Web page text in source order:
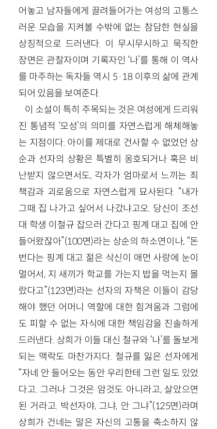
어놓고 남자들에게 끌려들어가는 여성의 고통스
러운 모습을 지켜볼 수밖에 없는 참담한 현실을
상징적으로 드러낸다. 이 무시무시하고 묵직한
장면은 관찰자이며 기록자인 ‘나’를 통해 이 역사
를 마주하는 독자들 역시 5·18 이후의 삶에 관계
되어 있음을 보여준다.
이 소설이 특히 주목되는 것은 여성에게 드리워
진 통념적 ‘모성’의 의미를 자연스럽게 해체해놓
는 지점이다. 아이를 제대로 건사할 수 없었던 상
순과 선자의 상황은 특별히 옹호되거나 혹은 비
난받지 않으면서도, 각자가 엄마로서 느끼는 죄
책감과 괴로움으로 자연스럽게 묘사된다. “내가
그때 집 나가고 싶어서 나갔냐고오. 당신이 조선
대 학생 이철규 잡으러 간다고 핑계 대고 집에 안
들어왔잖아”(100면)라는 상순의 하소연이나, “돈
번다는 핑계 대고 젊은 삭신이 애먼 사랑에 눈이
멀어서, 지 새끼가 학교를 가는지 밥을 먹는지 몰
랐다고”(123면)라는 선자의 자책은 이들이 감당
해야 했던 어머니 역할에 대한 힘겨움과 그럼에
도 피할 수 없는 자식에 대한 책임감을 진솔하게
드러낸다. 상희가 이들 대신 철규와 ‘나’를 돌보게
되는 맥락도 마찬가지다. 철규를 잃은 선자에게
“자네 안 들어오는 동안 우리한테 그런 일도 있었
다고. 그러나 그것은 암것도 아니라고, 살았으면
된 거라고. 박선자야, 그냐, 안 그냐”(125면)라며
상희가 건네는 말은 자신의 고통을 축소하지 않